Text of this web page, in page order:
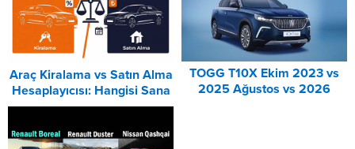
Araç Kiralama vs Satın Alma
Hesaplayıcısı: Hangisi Sana
Uygun? – 2026
TOGG T10X Ekim 2023 vs
2025 Ağustos vs 2026